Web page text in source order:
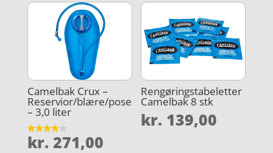
Camelbak Crux –
Reservior/blære/pose
– 3,0 liter
Vurderet
kr. 271,00
Rengøringstabeletter
Camelbak 8 stk
kr. 139,00